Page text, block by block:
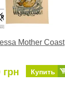
Mother Coast
грн Купить